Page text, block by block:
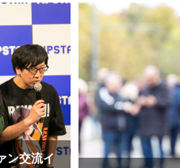
ン交流イ